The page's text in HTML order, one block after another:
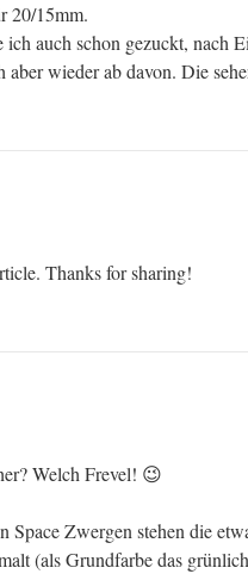
20/15mm.
auch schon gezuckt, nach
aber wieder ab davon. Die
Thanks for sharing!
Welch Frevel! 😉
Space Zwergen stehen die
(als Grundfarbe das